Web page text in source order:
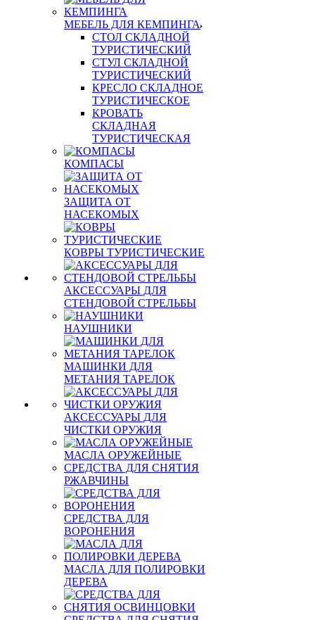
МЕБЕЛЬ ДЛЯ КЕМПИНГА
СТОЛ СКЛАДНОЙ
ТУРИСТИЧЕСКИЙ
СТУЛ СКЛАДНОЙ
ТУРИСТИЧЕСКИЙ
КРЕСЛО СКЛАДНОЕ
ТУРИСТИЧЕСКОЕ
КРОВАТЬ
СКЛАДНАЯ
ТУРИСТИЧЕСКАЯ
КОМПАСЫ
ЗАЩИТА ОТ
НАСЕКОМЫХ
КОВРЫ ТУРИСТИЧЕСКИЕ
АКСЕССУАРЫ ДЛЯ
СТЕНДОВОЙ СТРЕЛЬБЫ
НАУШНИКИ
МАШИНКИ ДЛЯ
МЕТАНИЯ ТАРЕЛОК
АКСЕССУАРЫ ДЛЯ
ЧИСТКИ ОРУЖИЯ
МАСЛА ОРУЖЕЙНЫЕ
СРЕДСТВА ДЛЯ СНЯТИЯ
РЖАВЧИНЫ
СРЕДСТВА ДЛЯ
ВОРОНЕНИЯ
МАСЛА ДЛЯ ПОЛИРОВКИ
ДЕРЕВА